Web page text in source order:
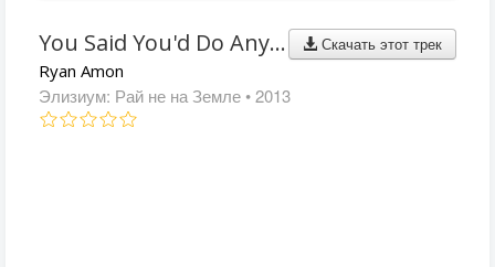
Скачать этот трек
You Said You'd Do Anything
Ryan Amon
Элизиум: Рай не на Земле • 2013